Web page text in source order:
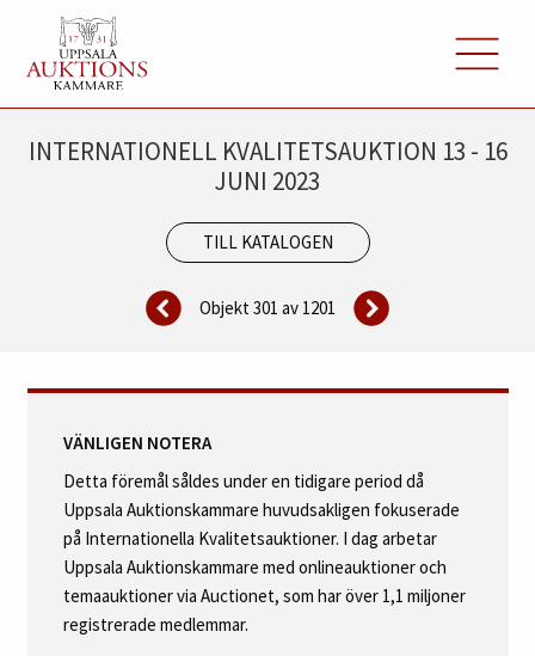
INTERNATIONELL KVALITETSAUKTION 13 - 16
JUNI 2023
TILL KATALOGEN
Objekt 301 av 1201
VÄNLIGEN NOTERA
Detta föremål såldes under en tidigare period då
Uppsala Auktionskammare huvudsakligen fokuserade
på Internationella Kvalitetsauktioner. I dag arbetar
Uppsala Auktionskammare med onlineauktioner och
temaauktioner via Auctionet, som har över 1,1 miljoner
registrerade medlemmar.